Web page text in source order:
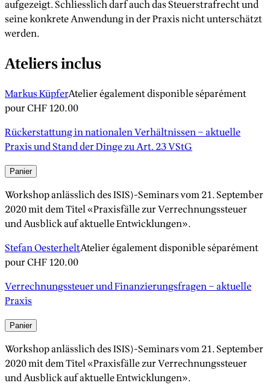
aufgezeigt. Schliesslich darf auch das Steuerstrafrecht und
seine konkrete Anwendung in der Praxis nicht unterschätzt
werden.
Ateliers inclus
Markus KüpferAtelier également disponible séparément
pourCHF 120.00
Rückerstattung in nationalen Verhältnissen – aktuelle
Praxis und Stand der Dinge zu Art. 23 VStG
Panier
Workshop anlässlich des ISIS)-Seminars vom 21. September
2020 mit dem Titel «Praxisfälle zur Verrechnungssteuer
und Ausblick auf aktuelle Entwicklungen».
Stefan OesterheltAtelier également disponible séparément
pourCHF 120.00
Verrechnungssteuer und Finanzierungsfragen – aktuelle
Praxis
Panier
Workshop anlässlich des ISIS)-Seminars vom 21. September
2020 mit dem Titel «Praxisfälle zur Verrechnungssteuer
und Ausblick auf aktuelle Entwicklungen».